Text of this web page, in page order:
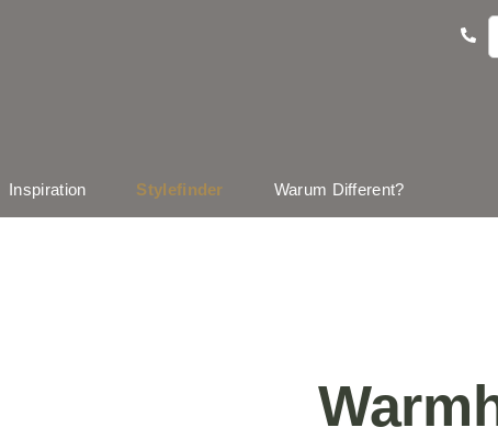
Inspiration Stylefinder Warum Different?